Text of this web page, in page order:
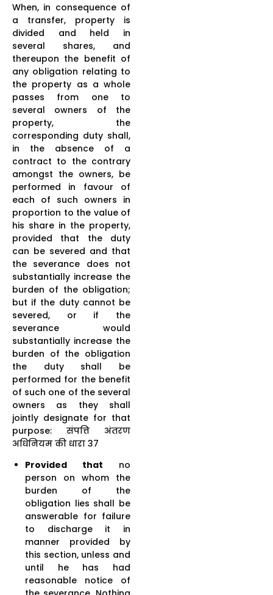
When, in consequence of
a transfer, property is
divided and held in
several shares, and
thereupon the benefit of
any obligation relating to
the property as a whole
passes from one to
several owners of the
property, the
corresponding duty shall,
in the absence of a
contract to the contrary
amongst the owners, be
performed in favour of
each of such owners in
proportion to the value of
his share in the property,
provided that the duty
can be severed and that
the severance does not
substantially increase the
burden of the obligation;
but if the duty cannot be
severed, or if the
severance would
substantially increase the
burden of the obligation
the duty shall be
performed for the benefit
of such one of the several
owners as they shall
jointly designate for that
purpose: संपत्ति अंतरण
अधिनियम की धारा 37
Provided that no
person on whom the
burden of the
obligation lies shall be
answerable for failure
to discharge it in
manner provided by
this section, unless and
until he has had
reasonable notice of